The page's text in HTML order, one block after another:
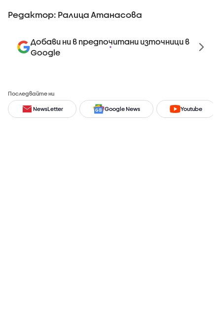
Редактор: Ралица Атанасова
Добави ни в предпочитани източници в
Google
Последвайте ни
NewsLetter Google News Youtube